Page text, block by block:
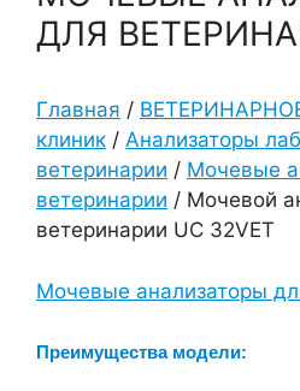
ДЛЯ
Главная /
клиник / Анализаторы
ветеринарии / Мочевые
ветеринарии / Мочевой
ветеринарии UC 32VET
Мочевые анализаторы
Преимущества модели: